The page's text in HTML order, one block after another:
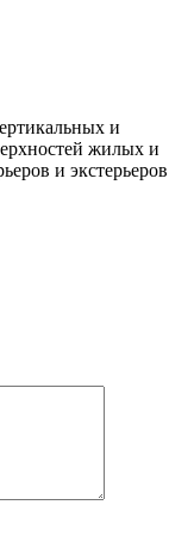
и
жилых и
и экстерьеров